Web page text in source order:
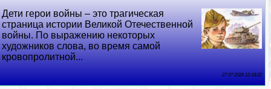
Дети герои войны – это трагическая
страница истории Великой Отечественной
войны. По выражению некоторых
художников слова, во время самой
кровопролитной...
27 07 2026 12:18:22